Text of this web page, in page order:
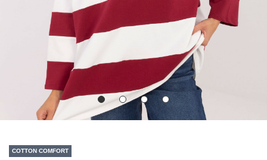
COTTON COMFORT